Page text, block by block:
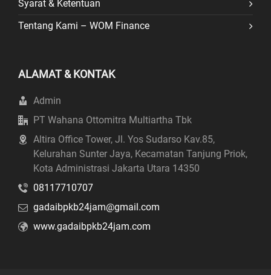
Syarat & Ketentuan
Tentang Kami – WOM Finance
ALAMAT & KONTAK
Admin
PT Wahana Ottomitra Multiartha Tbk
Altira Office Tower, Jl. Yos Sudarso Kav.85,
Kelurahan Sunter Jaya, Kecamatan Tanjung Priok,
Kota Administrasi Jakarta Utara 14350
08117710707
gadaibpkb24jam@gmail.com
www.gadaibpkb24jam.com